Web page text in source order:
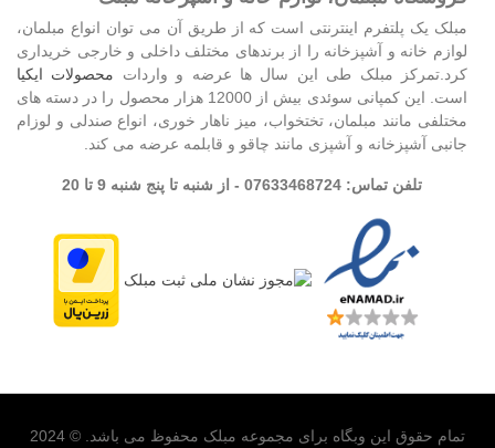
مبلک یک پلتفرم اینترنتی است که از طریق آن می توان انواع مبلمان،
لوازم خانه و آشپزخانه را از برندهای مختلف داخلی و خارجی خریداری
کرد.تمرکز مبلک طی این سال ها عرضه و واردات محصولات ایکیا
است. این کمپانی سوئدی بیش از 12000 هزار محصول را در دسته های
مختلفی مانند مبلمان، تختخواب، میز ناهار خوری، انواع صندلی و لوزام
جانبی آشپزخانه و آشپزی مانند چاقو و قابلمه عرضه می کند.
تلفن تماس: 07633468724 - از شنبه تا پنج شنبه 9 تا 20
تمام حقوق این وبگاه برای مجموعه مبلک محفوظ می باشد. © 2024